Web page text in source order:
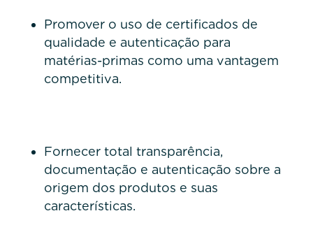
Promover o uso de certificados de
qualidade e autenticação para
matérias-primas como uma vantagem
competitiva.
Fornecer total transparência,
documentação e autenticação sobre a
origem dos produtos e suas
características.